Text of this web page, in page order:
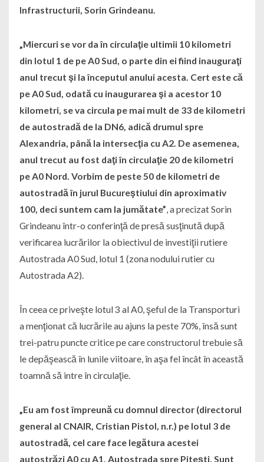
Infrastructurii, Sorin Grindeanu.
„Miercuri se vor da în circulaţie ultimii 10 kilometri
din lotul 1 de pe A0 Sud, o parte din ei fiind inauguraţi
anul trecut şi la începutul anului acesta. Cert este că
pe A0 Sud, odată cu inaugurarea şi a acestor 10
kilometri, se va circula pe mai mult de 33 de kilometri
de autostradă de la DN6, adică drumul spre
Alexandria, până la intersecţia cu A2. De asemenea,
anul trecut au fost daţi în circulaţie 20 de kilometri
pe A0 Nord. Vorbim de peste 50 de kilometri de
autostradă în jurul Bucureştiului din aproximativ
100, deci suntem cam la jumătate”, a precizat Sorin
Grindeanu într-o conferinţă de presă susţinută după
verificarea lucrărilor la obiectivul de investiţii rutiere
Autostrada A0 Sud, lotul 1 (zona nodului rutier cu
Autostrada A2).
În ceea ce priveşte lotul 3 al A0, şeful de la Transporturi
a menţionat că lucrările au ajuns la peste 70%, însă sunt
trei-patru puncte critice pe care constructorul trebuie să
le depăşească în lunile viitoare, în aşa fel încât în această
toamnă să intre în circulaţie.
„Eu am fost împreună cu domnul director (directorul
general al CNAIR, Cristian Pistol, n.r.) pe lotul 3 de
autostradă, cel care face legătura acestei
autostrăzi A0 cu A1, Autostrada spre Piteşti. Sunt